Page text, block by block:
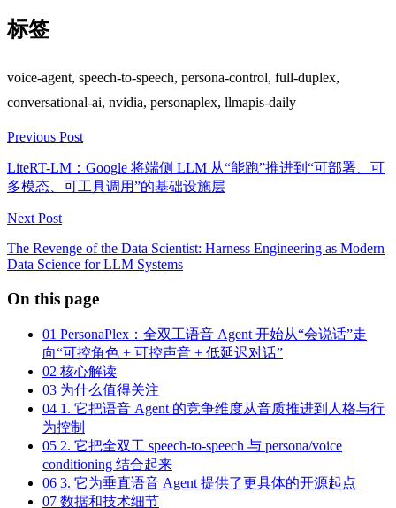
标签
voice-agent, speech-to-speech, persona-control, full-duplex,
conversational-ai, nvidia, personaplex, llmapis-daily
Previous Post
LiteRT-LM：Google 将端侧 LLM 从“能跑”推进到“可部署、可
多模态、可工具调用”的基础设施层
Next Post
The Revenge of the Data Scientist: Harness Engineering as Modern
Data Science for LLM Systems
On this page
01 PersonaPlex：全双工语音 Agent 开始从“会说话”走
向“可控角色 + 可控声音 + 低延迟对话”
02 核心解读
03 为什么值得关注
04 1. 它把语音 Agent 的竞争维度从音质推进到人格与行
为控制
05 2. 它把全双工 speech-to-speech 与 persona/voice
conditioning 结合起来
06 3. 它为垂直语音 Agent 提供了更具体的开源起点
07 数据和技术细节